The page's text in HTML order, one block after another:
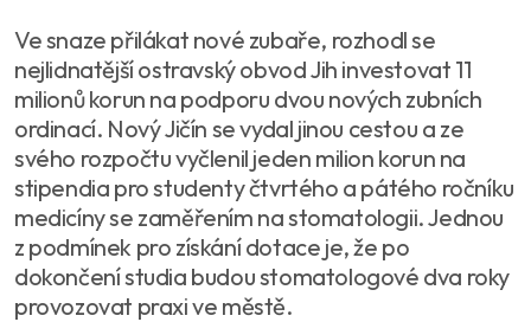
Ve snaze přilákat nové zubaře, rozhodl se
nejlidnatější ostravský obvod Jih investovat 11
milionů korun na podporu dvou nových zubních
ordinací. Nový Jičín se vydal jinou cestou a ze
svého rozpočtu vyčlenil jeden milion korun na
stipendia pro studenty čtvrtého a pátého ročníku
medicíny se zaměřením na stomatologii. Jednou
z podmínek pro získání dotace je, že po
dokončení studia budou stomatologové dva roky
provozovat praxi ve městě.